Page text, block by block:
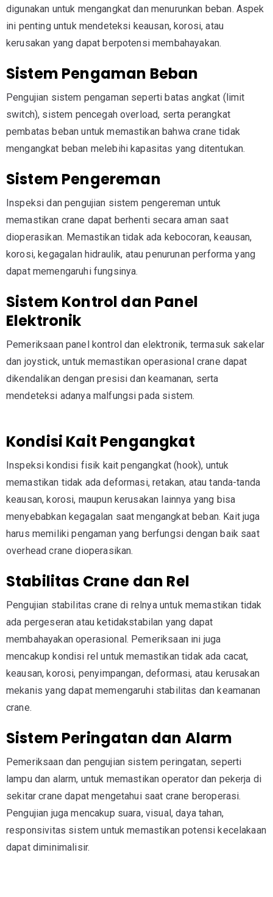
digunakan untuk mengangkat dan menurunkan beban. Aspek
ini penting untuk mendeteksi keausan, korosi, atau
kerusakan yang dapat berpotensi membahayakan.
Sistem Pengaman Beban
Pengujian sistem pengaman seperti batas angkat (limit
switch), sistem pencegah overload, serta perangkat
pembatas beban untuk memastikan bahwa crane tidak
mengangkat beban melebihi kapasitas yang ditentukan.
Sistem Pengereman
Inspeksi dan pengujian sistem pengereman untuk
memastikan crane dapat berhenti secara aman saat
dioperasikan. Memastikan tidak ada kebocoran, keausan,
korosi, kegagalan hidraulik, atau penurunan performa yang
dapat memengaruhi fungsinya.
Sistem Kontrol dan Panel
Elektronik
Pemeriksaan panel kontrol dan elektronik, termasuk sakelar
dan joystick, untuk memastikan operasional crane dapat
dikendalikan dengan presisi dan keamanan, serta
mendeteksi adanya malfungsi pada sistem.
Kondisi Kait Pengangkat
Inspeksi kondisi fisik kait pengangkat (hook), untuk
memastikan tidak ada deformasi, retakan, atau tanda-tanda
keausan, korosi, maupun kerusakan lainnya yang bisa
menyebabkan kegagalan saat mengangkat beban. Kait juga
harus memiliki pengaman yang berfungsi dengan baik saat
overhead crane dioperasikan.
Stabilitas Crane dan Rel
Pengujian stabilitas crane di relnya untuk memastikan tidak
ada pergeseran atau ketidakstabilan yang dapat
membahayakan operasional. Pemeriksaan ini juga
mencakup kondisi rel untuk memastikan tidak ada cacat,
keausan, korosi, penyimpangan, deformasi, atau kerusakan
mekanis yang dapat memengaruhi stabilitas dan keamanan
crane.
Sistem Peringatan dan Alarm
Pemeriksaan dan pengujian sistem peringatan, seperti
lampu dan alarm, untuk memastikan operator dan pekerja di
sekitar crane dapat mengetahui saat crane beroperasi.
Pengujian juga mencakup suara, visual, daya tahan,
responsivitas sistem untuk memastikan potensi kecelakaan
dapat diminimalisir.